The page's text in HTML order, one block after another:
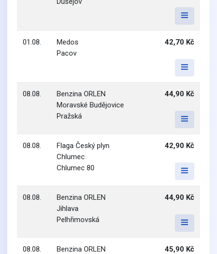
01.08.
Medos
Pacov
42,70 Kč
08.08.
Benzina ORLEN
Moravské Budějovice
Pražská
44,90 Kč
08.08.
Flaga Český plyn
Chlumec
Chlumec 80
42,90 Kč
08.08.
Benzina ORLEN
Jihlava
Pelhřimovská
44,90 Kč
08.08.
Benzina ORLEN
45,90 Kč